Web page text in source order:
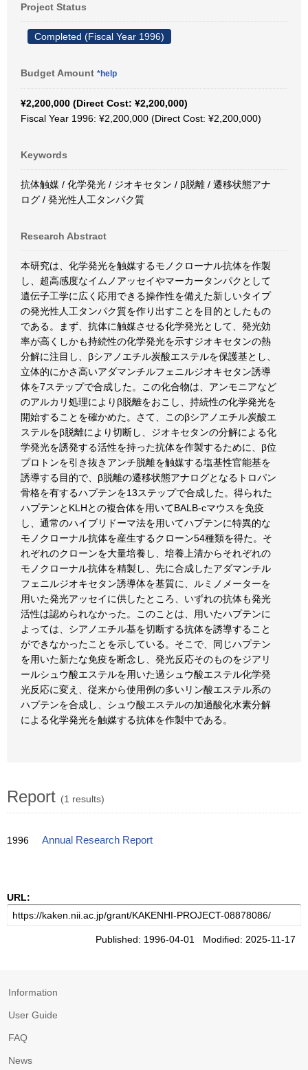
Project Status
Completed (Fiscal Year 1996)
Budget Amount *help
¥2,200,000 (Direct Cost: ¥2,200,000)
Fiscal Year 1996: ¥2,200,000 (Direct Cost: ¥2,200,000)
Keywords
抗体触媒 / 化学発光 / ジオキセタン / β脱離 / 遷移状態アナ
ログ / 発光性人工タンパク質
Research Abstract
本研究は、化学発光を触媒するモノクローナル抗体を作製
し、超高感度なイムノアッセイやマーカータンパクとして
遺伝子工学に広く応用できる操作性を備えた新しいタイプ
の発光性人工タンパク質を作り出すことを目的としたもの
である。まず、抗体に触媒させる化学発光として、発光効
率が高くしかも持続性の化学発光を示すジオキセタンの熱
分解に注目し、βシアノエチル炭酸エステルを保護基とし、
立体的にかさ高いアダマンチルフェニルジオキセタン誘導
体を7ステップで合成した。この化合物は、アンモニアなど
のアルカリ処理によりβ脱離をおこし、持続性の化学発光を
開始することを確かめた。さて、このβシアノエチル炭酸エ
ステルをβ脱離により切断し、ジオキセタンの分解による化
学発光を誘発する活性を持った抗体を作製するために、β位
プロトンを引き抜きアンチ脱離を触媒する塩基性官能基を
誘導する目的で、β脱離の遷移状態アナログとなるトロパン
骨格を有するハプテンを13ステップで合成した。得られた
ハプテンとKLHとの複合体を用いてBALB-cマウスを免疫
し、通常のハイブリドーマ法を用いてハプテンに特異的な
モノクローナル抗体を産生するクローン54種類を得た。そ
れぞれのクローンを大量培養し、培養上清からそれぞれの
モノクローナル抗体を精製し、先に合成したアダマンチル
フェニルジオキセタン誘導体を基質に、ルミノメーターを
用いた発光アッセイに供したところ、いずれの抗体も発光
活性は認められなかった。このことは、用いたハプテンに
よっては、シアノエチル基を切断する抗体を誘導すること
ができなかったことを示している。そこで、同じハプテン
を用いた新たな免疫を断念し、発光反応そのものをジアリ
ールシュウ酸エステルを用いた過シュウ酸エステル化学発
光反応に変え、従来から使用例の多いリン酸エステル系の
ハプテンを合成し、シュウ酸エステルの加過酸化水素分解
による化学発光を触媒する抗体を作製中である。
Report (1 results)
1996 Annual Research Report
URL:
Published: 1996-04-01 Modified: 2025-11-17
Information
User Guide
FAQ
News